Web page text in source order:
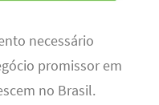
necessário
promissor em
no Brasil.